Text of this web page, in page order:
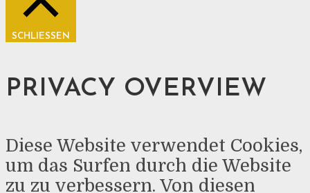
SCHLIESSEN
PRIVACY OVERVIEW
Diese Website verwendet Cookies,
um das Surfen durch die Website
zu zu verbessern. Von diesen